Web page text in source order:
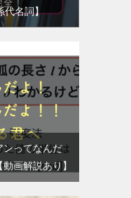
代名詞】
ンってなんだ
画解説あり】